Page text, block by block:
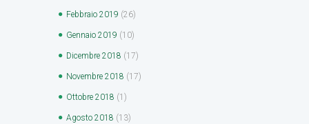
Febbraio 2019 (26)
Gennaio 2019 (10)
Dicembre 2018 (17)
Novembre 2018 (17)
Ottobre 2018 (1)
Agosto 2018 (13)